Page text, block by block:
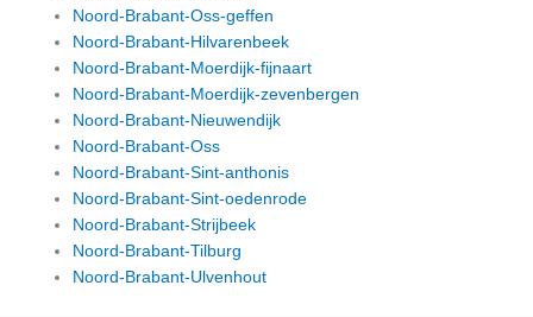
Noord-Brabant-Oss-geffen
Noord-Brabant-Hilvarenbeek
Noord-Brabant-Moerdijk-fijnaart
Noord-Brabant-Moerdijk-zevenbergen
Noord-Brabant-Nieuwendijk
Noord-Brabant-Oss
Noord-Brabant-Sint-anthonis
Noord-Brabant-Sint-oedenrode
Noord-Brabant-Strijbeek
Noord-Brabant-Tilburg
Noord-Brabant-Ulvenhout